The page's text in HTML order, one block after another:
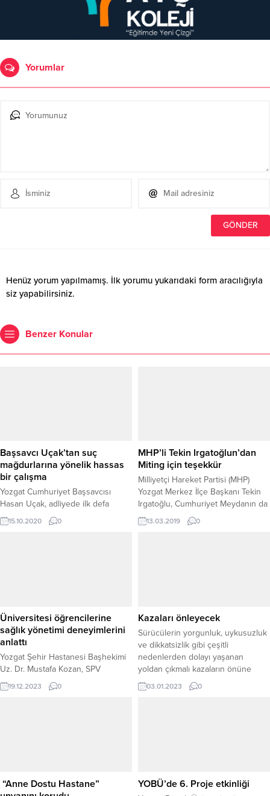
Yorumlar
Henüz yorum yapılmamış. İlk yorumu yukarıdaki form aracılığıyla
siz yapabilirsiniz.
Benzer Konular
Başsavcı Uçak’tan suç
mağdurlarına yönelik hassas
bir çalışma
Yozgat Cumhuriyet Başsavcısı
Hasan Uçak, adliyede ilk defa
uygulanacak olan suç mağdurlarına
yönelik yeni bir çalışmayı hayata
15.10.2020 0
MHP’li Tekin Irgatoğlun’dan
Miting için teşekkür
Milliyetçi Hareket Partisi (MHP)
Yozgat Merkez İlçe Başkanı Tekin
Irgatoğlu, Cumhuriyet Meydanın da
halka hitap eden MHP Genel
Başkanı Devlet Bahçeli mitingi
13.03.2019 0
Üniversitesi öğrencilerine
sağlık yönetimi deneyimlerini
anlattı
Yozgat Şehir Hastanesi Başhekimi
Uz. Dr. Mustafa Kozan, SPV
(Sağlıkta Performans ve
Değerlendirme) Direktörü Utku
aktardılar.
19.12.2023 0
Kazaları önleyecek
Sürücülerin yorgunluk, uykusuzluk
ve dikkatsizlik gibi çeşitli
nedenlerden dolayı yaşanan
yoldan çıkmalı kazaların önüne
geçmek amacıyla Yozgat
karayolunda sarsma bandı
03.01.2023 0
“Anne Dostu Hastane”
YOBÜ’de 6. Proje etkinliği